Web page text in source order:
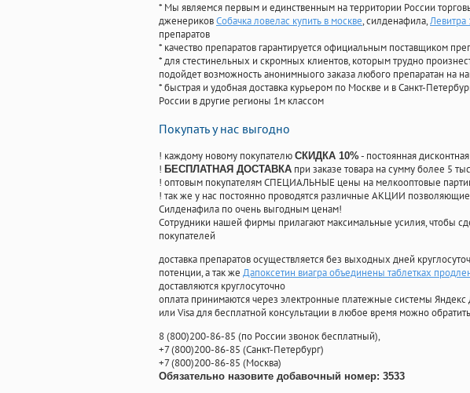
* Мы являемся первым и единственным на территории России
дженериковСобачка ловелас купить в москве, силденафила,Левитра
препаратов
* качество препаратов гарантируется официальным поставщиком
* для стестинельных и скромных клиентов, которым трудно
подойдет возможность анонимныого заказа любого препаратан на
* быстрая и удобная доставка курьером по Москве и в Санкт-
России в другие регионы 1м классом
Покупать у нас выгодно
! каждому новому покупателю СКИДКА 10%- постоянная
! БЕСПЛАТНАЯ ДОСТАВКА при заказе товара на сумму более 5
! оптовым покупателям СПЕЦИАЛЬНЫЕ цены на мелкооптовые
! так же у нас постоянно проводятся различные АКЦИИ
Силденафила по очень выгодным ценам!
Cотрудники нашей фирмы прилагают максимальные усилия, чтобы
покупателей
доставка препаратов осуществляется без выходных дней
потенции, а так же Дапоксетин виагра объединены таблетках
доставляются круглосуточно
оплата принимаются через электронные платежные системы Яндекс
или Visa для бесплатной консультации в любое время можно
8(800)200-86-85 (по России звонок бесплатный),
+7(800)200-86-85 (Санкт-Петербург)
+7(800)200-86-85 (Москва)
Обязательно назовите добавочный номер: 3533